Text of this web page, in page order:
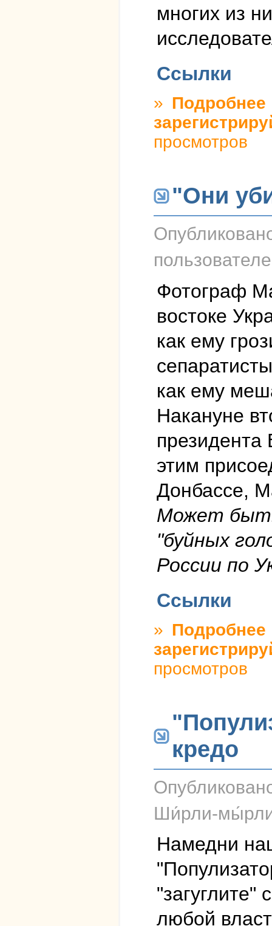
многих из
Ссылки
» Подробнее
просмотров
"Они
Фотограф
востоке
как ему
как ему
Накануне
президента
этим
Донбассе,
Может
"буйных
России по
Ссылки
» Подробнее
просмотров
кредо
Ши́рли-
Намедни
"загуглите"
любой